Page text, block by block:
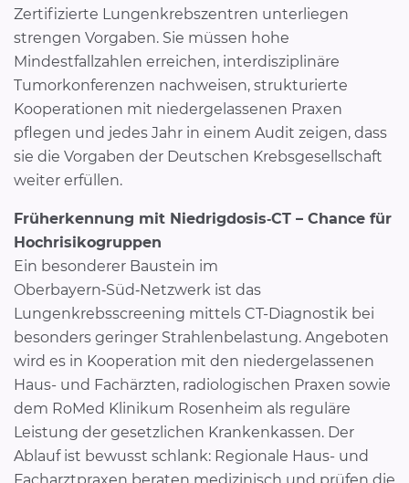
Zertifizierte Lungenkrebszentren unterliegen
strengen Vorgaben. Sie müssen hohe
Mindestfallzahlen erreichen, interdisziplinäre
Tumorkonferenzen nachweisen, strukturierte
Kooperationen mit niedergelassenen Praxen
pflegen und jedes Jahr in einem Audit zeigen, dass
sie die Vorgaben der Deutschen Krebsgesellschaft
weiter erfüllen.
Früherkennung mit Niedrigdosis‑CT – Chance für
Hochrisikogruppen
Ein besonderer Baustein im
Oberbayern‑Süd‑Netzwerk ist das
Lungenkrebsscreening mittels CT-Diagnostik bei
besonders geringer Strahlenbelastung. Angeboten
wird es in Kooperation mit den niedergelassenen
Haus- und Fachärzten, radiologischen Praxen sowie
dem RoMed Klinikum Rosenheim als reguläre
Leistung der gesetzlichen Krankenkassen. Der
Ablauf ist bewusst schlank: Regionale Haus- und